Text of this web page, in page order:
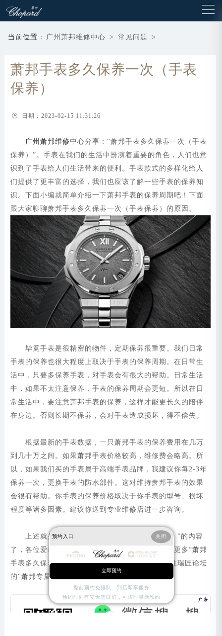
当前位置： 广州萧邦维修中心 > 常见问题 >
萧邦手表多久保养一次（手表
保养）
日期：2023-02-15 11:31:26
广州萧邦维修中心分享：“萧邦手表多久保养一次（手表
保养）”。手表在我们的生活中扮演着重要的角色，人们也意
识到了手表给人们生活带来的便利。手表款式的多样化给人
们提供了更丰富的选择，我们也应该了解一些手表的保养知
识。下面小编就简单介绍一下萧邦手表的保养周期吧！下面
跟大家聊聊萧邦手表多久保养一次（手表保养）的原因。
毕竟手表是很精密的物件，定期保养很重要。我们日常
手表的保养也很大程度上取决于手表的保养周期。在日常生
活中，只要多保养手表，对手表会有很大的帮助。日常生活
中，如果不太注意保养，手表的保养周期会更短。所以在日
常生活中，要注意萧邦手表的保养，这样才能更长久的陪伴
在身边。否则长期不保养，会对手表造成损坏，得不偿失。
根据最新的手表数据，一只萧邦手表的保养费用在几万
到几十万之间。如果萧邦手表价格较高，维修费会略高。所
以，如果我们买的手表属于高端手表品牌，我建议你每2-3年
保养一次，更换手表的防水部件。这对维持萧邦手表的效果
会很有帮助。你手表的保养价格取决于你手表的型号、损坏
程度等诸多因素。建议你送到专业维修店进一步咨询。
上述就是“萧邦手表多久保养一次（手表保养）”的内容
了，各位爱表者都有一个大概的了解了吧。想了解更多“萧邦
手表多久保养一次（手表保养）”相关内容，可前往瑞匠论坛
的"萧邦专属版块"讨论。
预约入口 关闭
立即预约
提前预约免排队，到店即享服务
预约时间有变无需取消，可随时重新预约